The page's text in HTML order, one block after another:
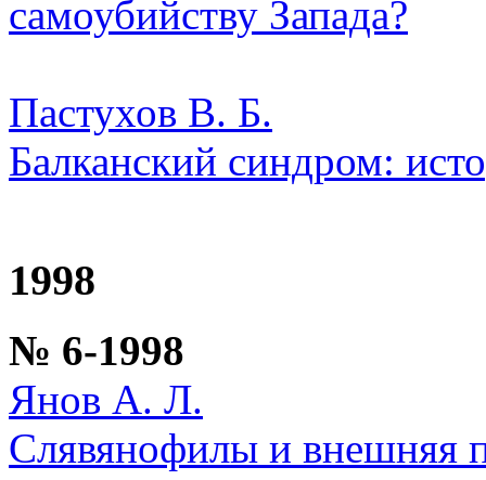
самоубийству Запада?
Пастухов В. Б.
Балканский синдром:
1998
№ 6-1998
Янов А. Л.
Слявянофилы и внешняя